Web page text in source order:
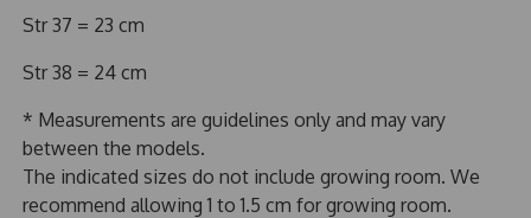
Str 37 = 23 cm
Str 38 = 24 cm
* Measurements are guidelines only and may vary
between the models.
The indicated sizes do not include growing room. We
recommend allowing 1 to 1.5 cm for growing room.